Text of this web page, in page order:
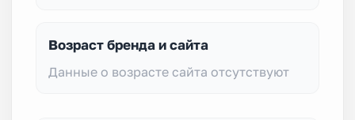
Возраст бренда и сайта
Данные о возрасте сайта отсутствуют